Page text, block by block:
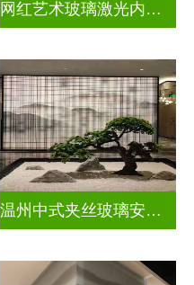
网红艺术玻璃激光内雕发光艺术玻璃
温州中式夹丝玻璃安装电话